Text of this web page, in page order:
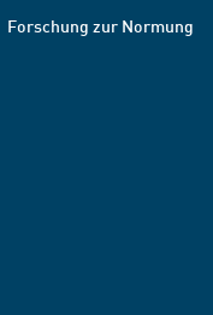
Forschung zur Normung